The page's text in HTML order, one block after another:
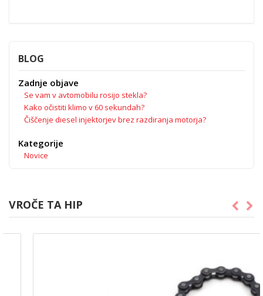
BLOG
Zadnje objave
Se vam v avtomobilu rosijo stekla?
Kako očistiti klimo v 60 sekundah?
Čiščenje diesel injektorjev brez razdiranja motorja?
Kategorije
Novice
VROČE TA HIP